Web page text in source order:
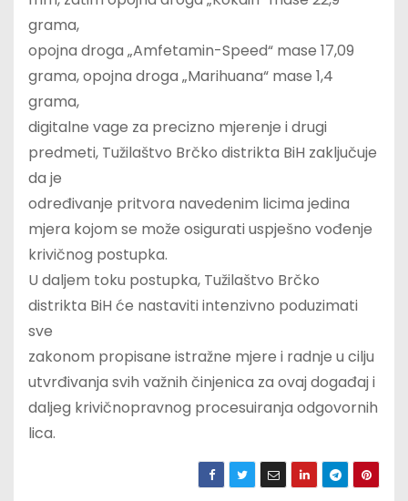
grama,
opojna droga „Amfetamin-Speed“ mase 17,09
grama, opojna droga „Marihuana“ mase 1,4
grama,
digitalne vage za precizno mjerenje i drugi
predmeti, Tužilaštvo Brčko distrikta BiH zaključuje
da je
određivanje pritvora navedenim licima jedina
mjera kojom se može osigurati uspješno vođenje
krivičnog postupka.
U daljem toku postupka, Tužilaštvo Brčko
distrikta BiH će nastaviti intenzivno poduzimati
sve
zakonom propisane istražne mjere i radnje u cilju
utvrđivanja svih važnih činjenica za ovaj događaj i
daljeg krivičnopravnog procesuiranja odgovornih
lica.